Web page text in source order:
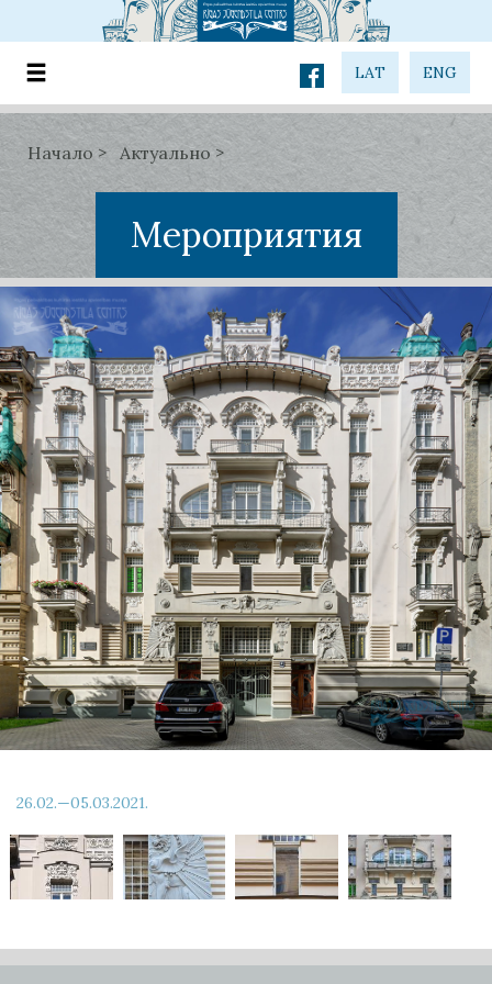
LAT ENG
Начало Актуально
Мероприятия
26.02.—05.03.2021.